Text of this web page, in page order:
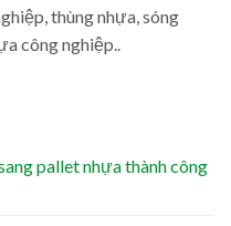
thùng nhựa, sóng
công nghiệp..
pallet nhựa thành công